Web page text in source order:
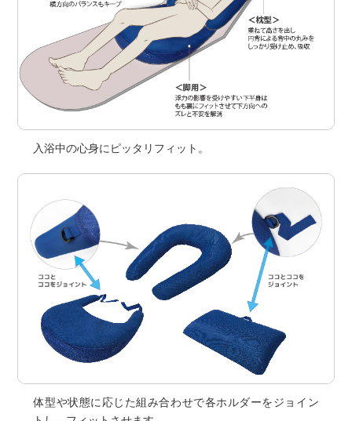
入浴中の心身にピッタリフィット。
体型や状態に応じた組み合わせで各ホルダーをジョイン